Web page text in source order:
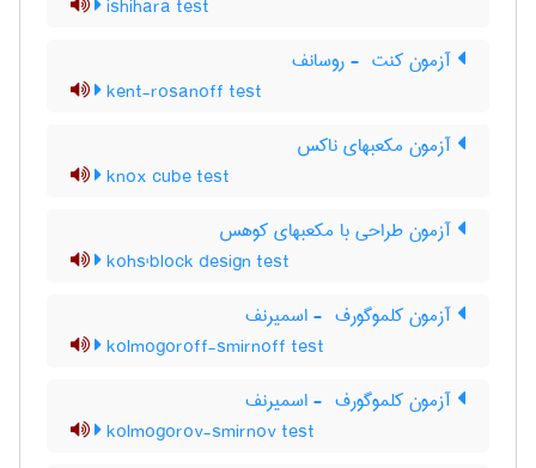
ishihara test
آزمون کنت ‎ - روسانف
kent-rosanoff test
آزمون مکعبهای ناکس
knox cube test
آزمون طراحی با مکعبهای کوهس
kohs'block design test
آزمون کلموگورف ‎ - اسمیرنف
kolmogoroff-smirnoff test
آزمون کلموگورف ‎ - اسمیرنف
kolmogorov-smirnov test